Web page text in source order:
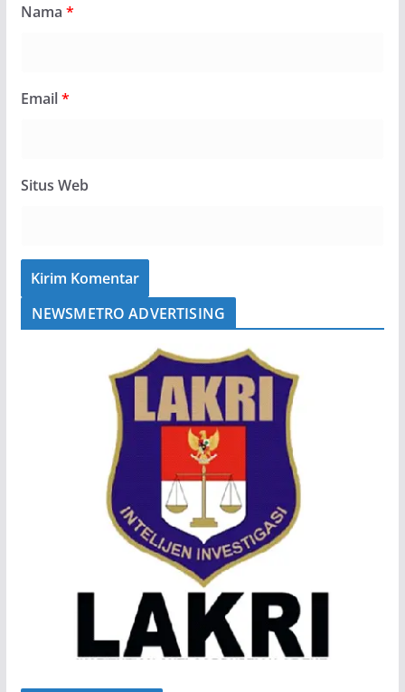
Nama *
Email*
Situs Web
NEWSMETRO ADVERTISING